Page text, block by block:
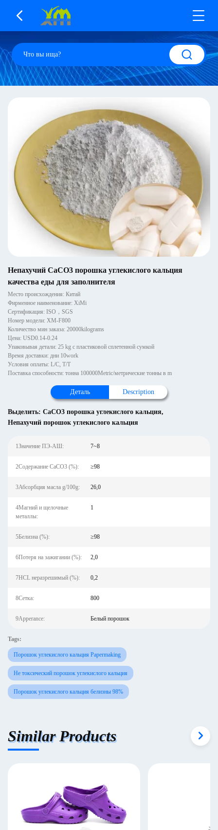
Непахучий CaCO3 порошка углекислого кальция
качества еды для заполнителя
Место происхождения: Китай
Фирменное наименование: XiMi
Сертификация: ISO，SGS
Номер модели: XM-F800
Количество мин заказа: 20000kilograms
Цена: USD0.14-0.24
Упаковывая детали: 25 kg с пластиковой сплетенной сумкой
Время доставки: дни 10work
Условия оплаты: L/C, T/T
Поставка способности: тонна 100000Metric/метрические тонны в m
Деталь Description
Выделить: CaCO3 порошка углекислого кальция,
Непахучий порошок углекислого кальция
1Значение ПЭ-АШ: 7~8
2Содержание CaCO3 (%): ≥98
3Абсорбция масла g/100g: 26,0
4Магний и щелочные
металлы:
1
5Белизна (%): ≥98
6Потеря на зажигании (%): 2,0
7HCL неразрешимый (%): 0,2
8Сетка: 800
9Apperance: Белый порошок
Tags:
Порошок углекислого кальция Papermaking
Не токсический порошок углекислого кальция
Порошок углекислого кальция белизны 98%
Similar Products